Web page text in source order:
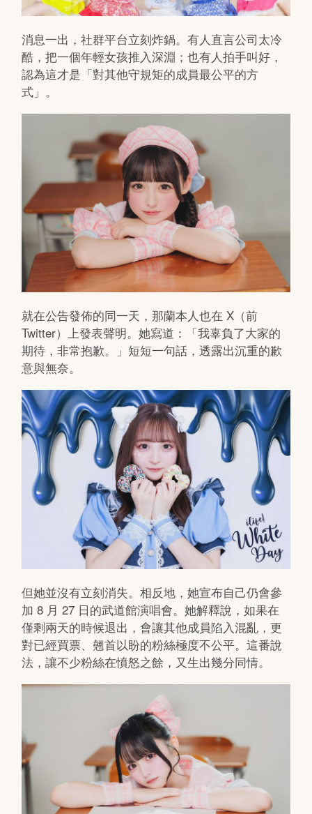
消息一出，社群平台立刻炸鍋。有人直言公司太冷
酷，把一個年輕女孩推入深淵；也有人拍手叫好，
認為這才是「對其他守規矩的成員最公平的方
式」。
就在公告發佈的同一天，那蘭本人也在 X（前
Twitter）上發表聲明。她寫道：「我辜負了大家的
期待，非常抱歉。」短短一句話，透露出沉重的歉
意與無奈。
但她並沒有立刻消失。相反地，她宣布自己仍會參
加 8 月 27 日的武道館演唱會。她解釋說，如果在
僅剩兩天的時候退出，會讓其他成員陷入混亂，更
對已經買票、翹首以盼的粉絲極度不公平。這番說
法，讓不少粉絲在憤怒之餘，又生出幾分同情。